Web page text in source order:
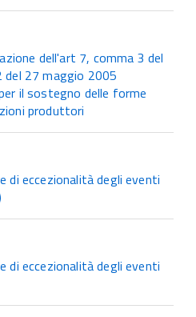
dell'art 7, comma 3 del
del 27 maggio 2005
il sostegno delle forme
produttori
di eccezionalità degli eventi
di eccezionalità degli eventi